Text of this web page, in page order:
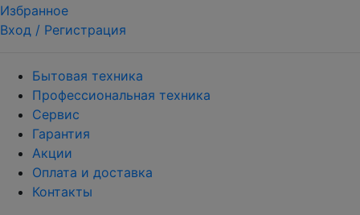
Избранное
Вход / Регистрация
Бытовая техника
Профессиональная техника
Сервис
Гарантия
Акции
Оплата и доставка
Контакты